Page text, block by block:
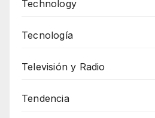
Technology
Tecnología
Televisión y Radio
Tendencia